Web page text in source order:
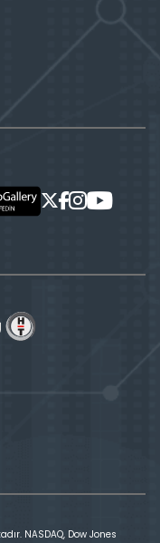
NASDAQ, Dow Jones